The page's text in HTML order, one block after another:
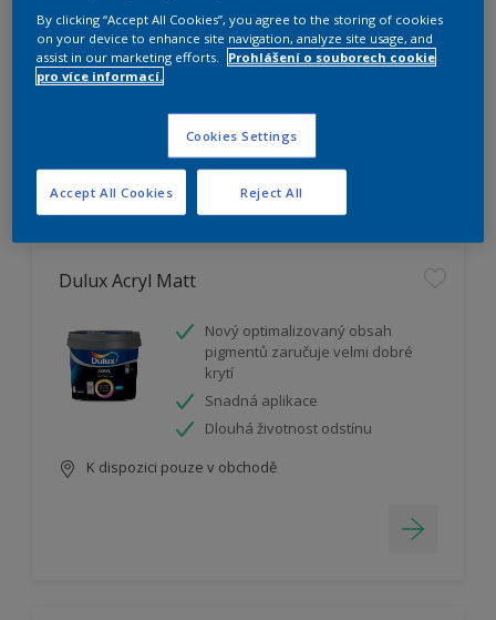
Vysoká otěruodolnost
Extrémní vydatnost
Dulux Acryl Matt
Nový optimalizovaný obsah
pigmentů zaručuje velmi dobré
krytí
Snadná aplikace
Dlouhá životnost odstínu
K dispozici pouze v obchodě
By clicking “Accept All Cookies”, you agree to the storing of cookies
on your device to enhance site navigation, analyze site usage, and
assist in our marketing efforts.
Prohlášení o souborech cookie
pro více informací.
Cookies Settings
Reject All
Accept All Cookies